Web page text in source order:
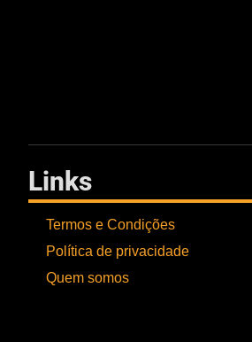
Links
Termos e Condições
Política de privacidade
Quem somos